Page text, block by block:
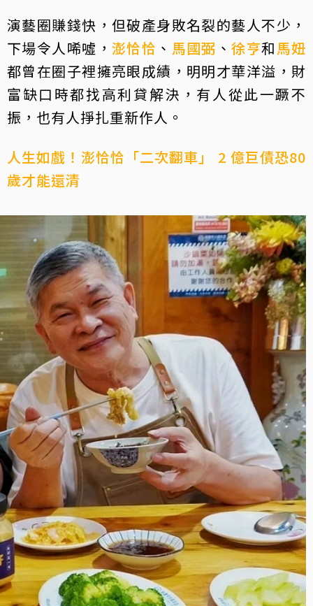
演藝圈賺錢快，但破產身敗名裂的藝人不少，
下場令人唏噓， 澎恰恰 、 馬國弼 、徐亨和 馬妞
都曾在圈子裡擁亮眼成績，明明才華洋溢，財
富缺口時都找高利貸解決，有人從此一蹶不
振，也有人掙扎重新作人。
人生如戲！澎恰恰「二次翻車」 2 億巨債恐80
歲才能還清